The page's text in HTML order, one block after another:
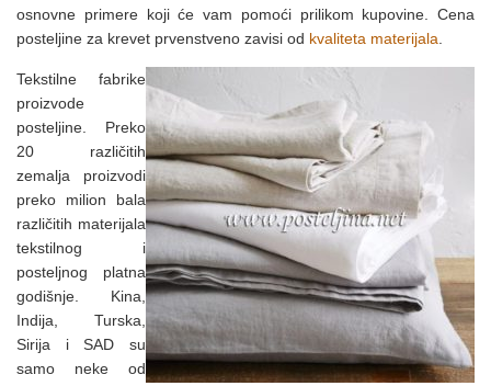
osnovne primere koji će vam pomoći prilikom kupovine. Cena
posteljine za krevet prvenstveno zavisi od kvaliteta materijala
Tekstilne fabrike
proizvode
posteljine. Preko
20 različitih
zemalja proizvodi
preko milion bala
različitih materijala
tekstilnog i
posteljnog platna
godišnje. Kina,
Indija, Turska,
Sirija i SAD su
samo neke od